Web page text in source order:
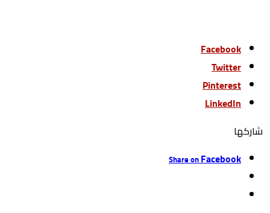
Facebook
Twitter
Pinterest
LinkedIn
‫‫ شاركها‬
Share onFacebook